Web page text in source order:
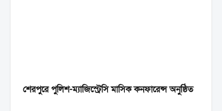
শেরপুরে পুলিশ-ম্যাজিস্ট্রেসি মাসিক কনফারেন্স অনুষ্ঠিত